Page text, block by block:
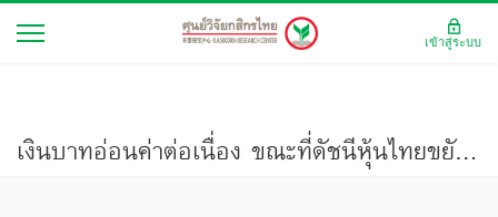
เงินบาทอ่อนค่าต่อเนื่อง ขณะที่ดัชนีหุ้นไทยขยับขึ้นจากสัปดาห์ก่อน
เข้าสู่ระบบ